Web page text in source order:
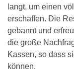
langt, um einen
erschaffen. Die
gebannt und
die große
Kassen, so dass
können.